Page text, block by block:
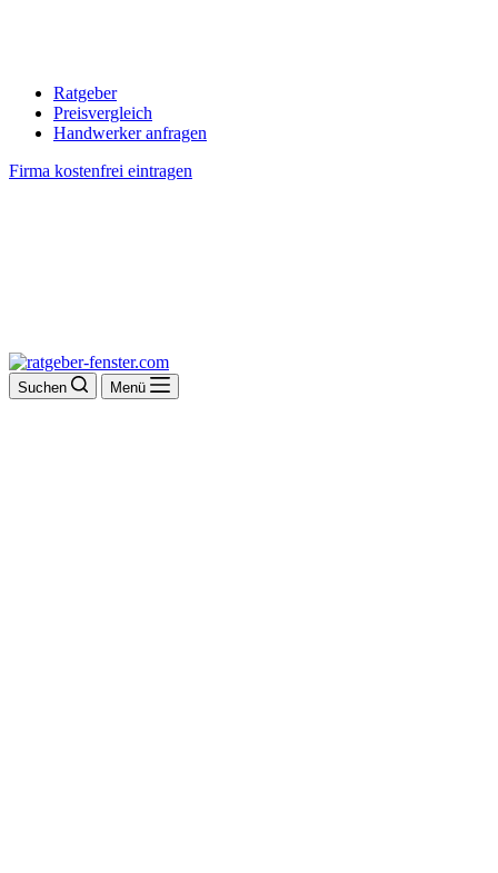
Ratgeber
Preisvergleich
Handwerker anfragen
Firma kostenfrei eintragen
Suchen Menü